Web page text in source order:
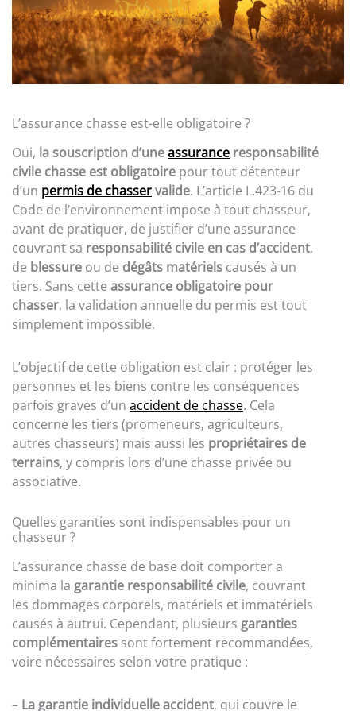
L’assurance chasse est-elle obligatoire ?
Oui, la souscription d’uneassurance responsabilité
civile chasse est obligatoire pour tout détenteur
d’un permis de chasservalide. L’article L.423-16 du
Code de l’environnement impose à tout chasseur,
avant de pratiquer, de justifier d’une assurance
couvrant sa responsabilité civile en cas d’accident,
de blessure ou de dégâts matériels causés à un
tiers. Sans cette assurance obligatoire pour
chasser, la validation annuelle du permis est tout
simplement impossible.
L’objectif de cette obligation est clair : protéger les
personnes et les biens contre les conséquences
parfois graves d’un accident de chasse. Cela
concerne les tiers (promeneurs, agriculteurs,
autres chasseurs) mais aussi les propriétaires de
terrains, y compris lors d’une chasse privée ou
associative.
Quelles garanties sont indispensables pour un
chasseur ?
L’assurance chasse de base doit comporter a
minima la garantie responsabilité civile, couvrant
les dommages corporels, matériels et immatériels
causés à autrui. Cependant, plusieurs garanties
complémentaires sont fortement recommandées,
voire nécessaires selon votre pratique :
– La garantie individuelle accident, qui couvre le